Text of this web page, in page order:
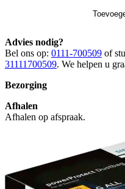
Advies nodig?
Bel ons op: 0111-700509 of
31111700509. We helpen u
Bezorging
Afhalen
Afhalen op afspraak.